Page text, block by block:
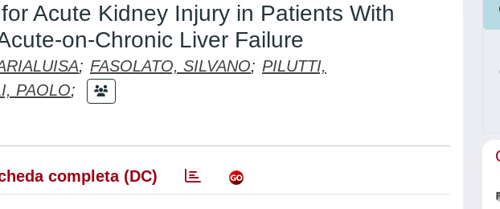
Acute Kidney Injury in Patients With
on-Chronic Liver Failure
; FASOLATO, SILVANO; PILUTTI,
PAOLO;
completa (DC)